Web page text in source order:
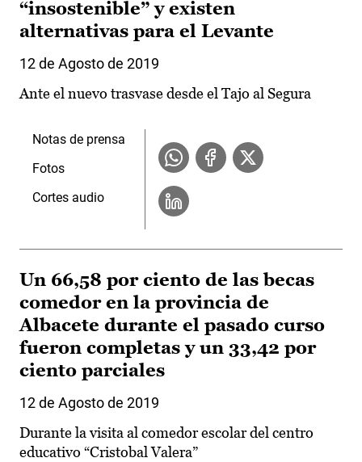
“insostenible” y existen
alternativas para el Levante
12 de Agosto de 2019
Ante el nuevo trasvase desde el Tajo al Segura
Notas de prensa
Fotos
Cortes audio
Un 66,58 por ciento de las becas
comedor en la provincia de
Albacete durante el pasado curso
fueron completas y un 33,42 por
ciento parciales
12 de Agosto de 2019
Durante la visita al comedor escolar del centro
educativo “Cristobal Valera”